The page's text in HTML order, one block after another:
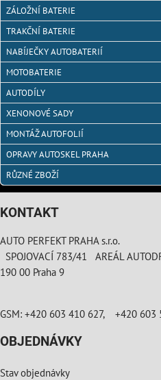
ZÁLOŽNÍ BATERIE
TRAKČNÍ BATERIE
NABÍJEČKY AUTOBATERIÍ
MOTOBATERIE
AUTODÍLY
XENONOVÉ SADY
MONTÁŽ AUTOFOLIÍ
OPRAVY AUTOSKEL PRAHA
RŮZNÉ ZBOŽÍ
KONTAKT
AUTO PERFEKT PRAHA s.r.o.
SPOJOVACÍ 783/41 AREÁL
190 00 Praha 9
GSM: +420 603 410 627, +420 603
OBJEDNÁVKY
Stav objednávky